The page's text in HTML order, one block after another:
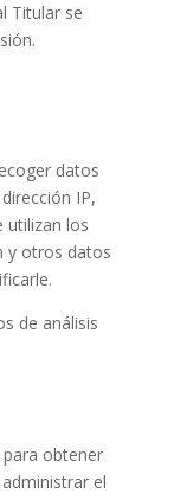
Titular se
datos
IP,
utilizan los
y otros datos
de análisis
obtener
el